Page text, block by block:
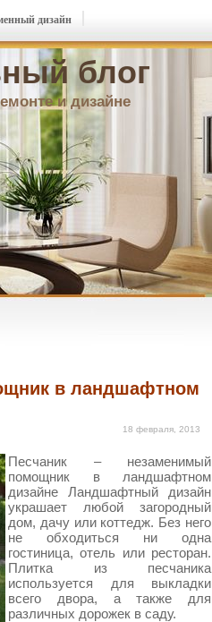
блог
и дизайне
дизайн
в ландшафтном
18 февраля, 2013
Песчаник – незаменимый
помощник в ландшафтном
дизайне Ландшафтный дизайн
украшает любой загородный
дом, дачу или коттедж. Без него
не обходиться ни одна
гостиница, отель или ресторан.
Плитка из песчаника
используется для выкладки
всего двора, а также для
различных дорожек в саду.